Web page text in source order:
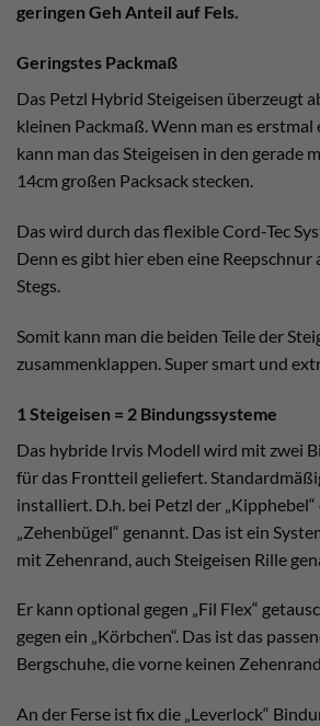
geringen Geh Anteil auf Fels.
Geringstes Packmaß
Das Petzl Hybrid Steigeisen überzeugt
kleinen Packmaß. Wenn man es
kann man das Steigeisen in den gerade
14cm großen Packsack stecken.
Das wird durch das flexible Cord-Tec
Denn es gibt hier eben eine
Stegs.
Somit kann man die beiden Teile der
zusammenklappen. Super smart und
1 Steigeisen = 2 Bindungssysteme
Das hybride Irvis Modell wird mit zwei
für das Frontteil geliefert.
installiert. D.h. bei Petzl der „Kipphebel“
„Zehenbügel“ genannt. Das ist ein
mit Zehenrand, auch Steigeisen Rille
Er kann optional gegen „Fil Flex“
gegen ein „Körbchen“. Das ist das
Bergschuhe, die vorne keinen
An der Ferse ist fix die „Leverlock“